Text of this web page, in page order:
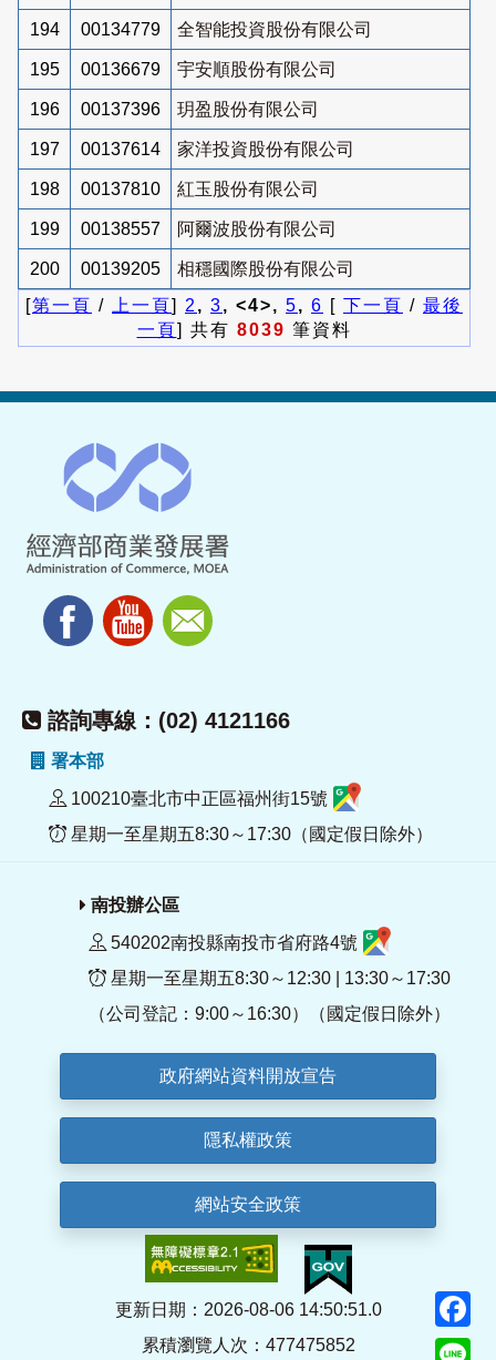
194 00134779 全智能投資股份有限公司
195 00136679 宇安順股份有限公司
196 00137396 玥盈股份有限公司
197 00137614 家洋投資股份有限公司
198 00137810 紅玉股份有限公司
199 00138557 阿爾波股份有限公司
200 00139205
相穩國際股份有限公司
[第一頁 / 上一頁] 2 , 3, <4>, 5, 6 [ 下一頁 / 最後
一頁] 共有 8039 筆資料
諮詢專線：(02) 4121166
署本部
100210臺北市中正區福州街15號
星期一至星期五8:30～17:30（國定假日除外）
南投辦公區
540202南投縣南投市省府路4號
星期一至星期五8:30～12:30 | 13:30～17:30
（公司登記：9:00～16:30）（國定假日除外）
政府網站資料開放宣告
隱私權政策
網站安全政策
更新日期：2026-08-06 14:50:51.0
累積瀏覽人次：477475852